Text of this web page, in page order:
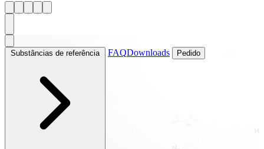
Substâncias de referência FAQDownloads Pedido